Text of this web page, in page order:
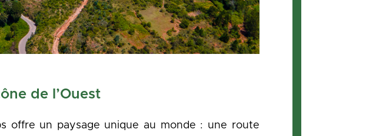
de l’Ouest
offre un paysage unique au monde : une route